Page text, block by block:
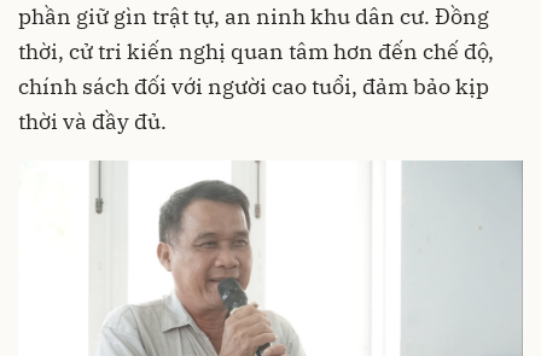
phần giữ gìn trật tự, an ninh khu dân cư. Đồng
thời, cử tri kiến nghị quan tâm hơn đến chế độ,
chính sách đối với người cao tuổi, đảm bảo kịp
thời và đầy đủ.